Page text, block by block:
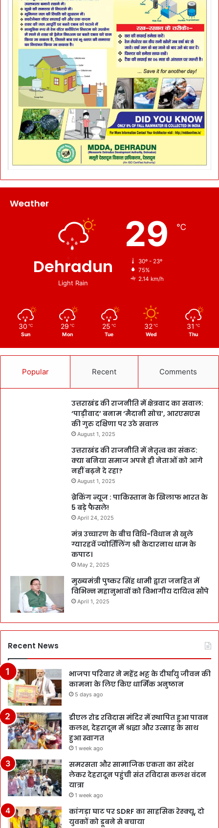
Weather
Dehradun
Light Rain
29 ℃
30º - 23º
75%
2.14 km/h
30 ℃
Sun
29 ℃
Mon
25 ℃
Tue
32 ℃
Wed
31 ℃
Thu
Popular Recent Comments
उत्तराखंड की राजनीति में क्षेत्रवाद का सवाल:
‘पाड़ीवाद’ बनाम ‘मैदानी सोच’, आरएसएस
की गुरु दक्षिणा पर उठे सवाल
August 1, 2025
उत्तराखंड की राजनीति में नेतृत्व का संकट:
क्या बनिया समाज अपने ही नेताओं को आगे
नहीं बढ़ने दे रहा?
August 1, 2025
ब्रेकिंग न्यूज : पाकिस्तान के खिलाफ भारत के
5 बड़े फैसले!
April 24, 2025
मंत्र उच्चारण के बीच विधि-विधान से खुले
ग्यारहवें ज्योर्तिलिंग श्री केदारनाथ धाम के
कपाट।
May 2, 2025
मुख्यमंत्री पुष्कर सिंह धामी द्वारा जनहित में
विभिन्न महानुभावों को विभागीय दायित्व सौंपे
April 1, 2025
Recent News
भाजपा परिवार ने महेंद्र भट्ट के दीर्घायु जीवन की
कामना के लिए किए धार्मिक अनुष्ठान
5 days ago
डीएल रोड रविदास मंदिर में स्थापित हुआ पावन
कलश, देहरादून में श्रद्धा और उत्साह के साथ
हुआ स्वागत
1 week ago
समरसता और सामाजिक एकता का संदेश
लेकर देहरादून पहुंची संत रविदास कलश वंदन
यात्रा
1 week ago
कांगड़ा घाट पर SDRF का साहसिक रेस्क्यू, दो
युवकों को डूबने से बचाया